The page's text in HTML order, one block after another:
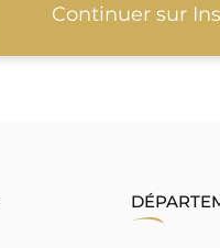
Continuer sur